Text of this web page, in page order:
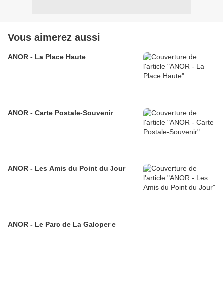
Vous aimerez aussi
ANOR - La Place Haute
ANOR - Carte Postale-Souvenir
ANOR - Les Amis du Point du Jour
ANOR - Le Parc de La Galoperie